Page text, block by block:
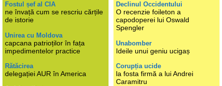
Fostul șef al CIA
ne învață cum se rescriu cărțile
de istorie
Unirea cu Moldova
capcana patrioților în fața
impedimentelor practice
Rătăcirea
delegației AUR în America
Declinul Occidentului
O recenzie foileton a
capodoperei lui Oswald
Spengler
Unabomber
Ideile unui geniu ucigaș
Corupția ucide
la fosta firmă a lui Andrei
Caramitru